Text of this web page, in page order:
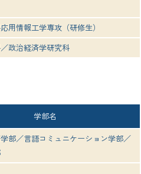
用情報工学専攻（研修生）
政治経済学研究科
学部名
部／言語コミュニケーション学部／